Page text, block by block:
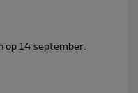
op 14 september.